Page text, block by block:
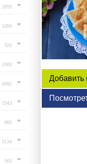
2955
1456
320
1083
4682
1543
965
2134
563
Добавить